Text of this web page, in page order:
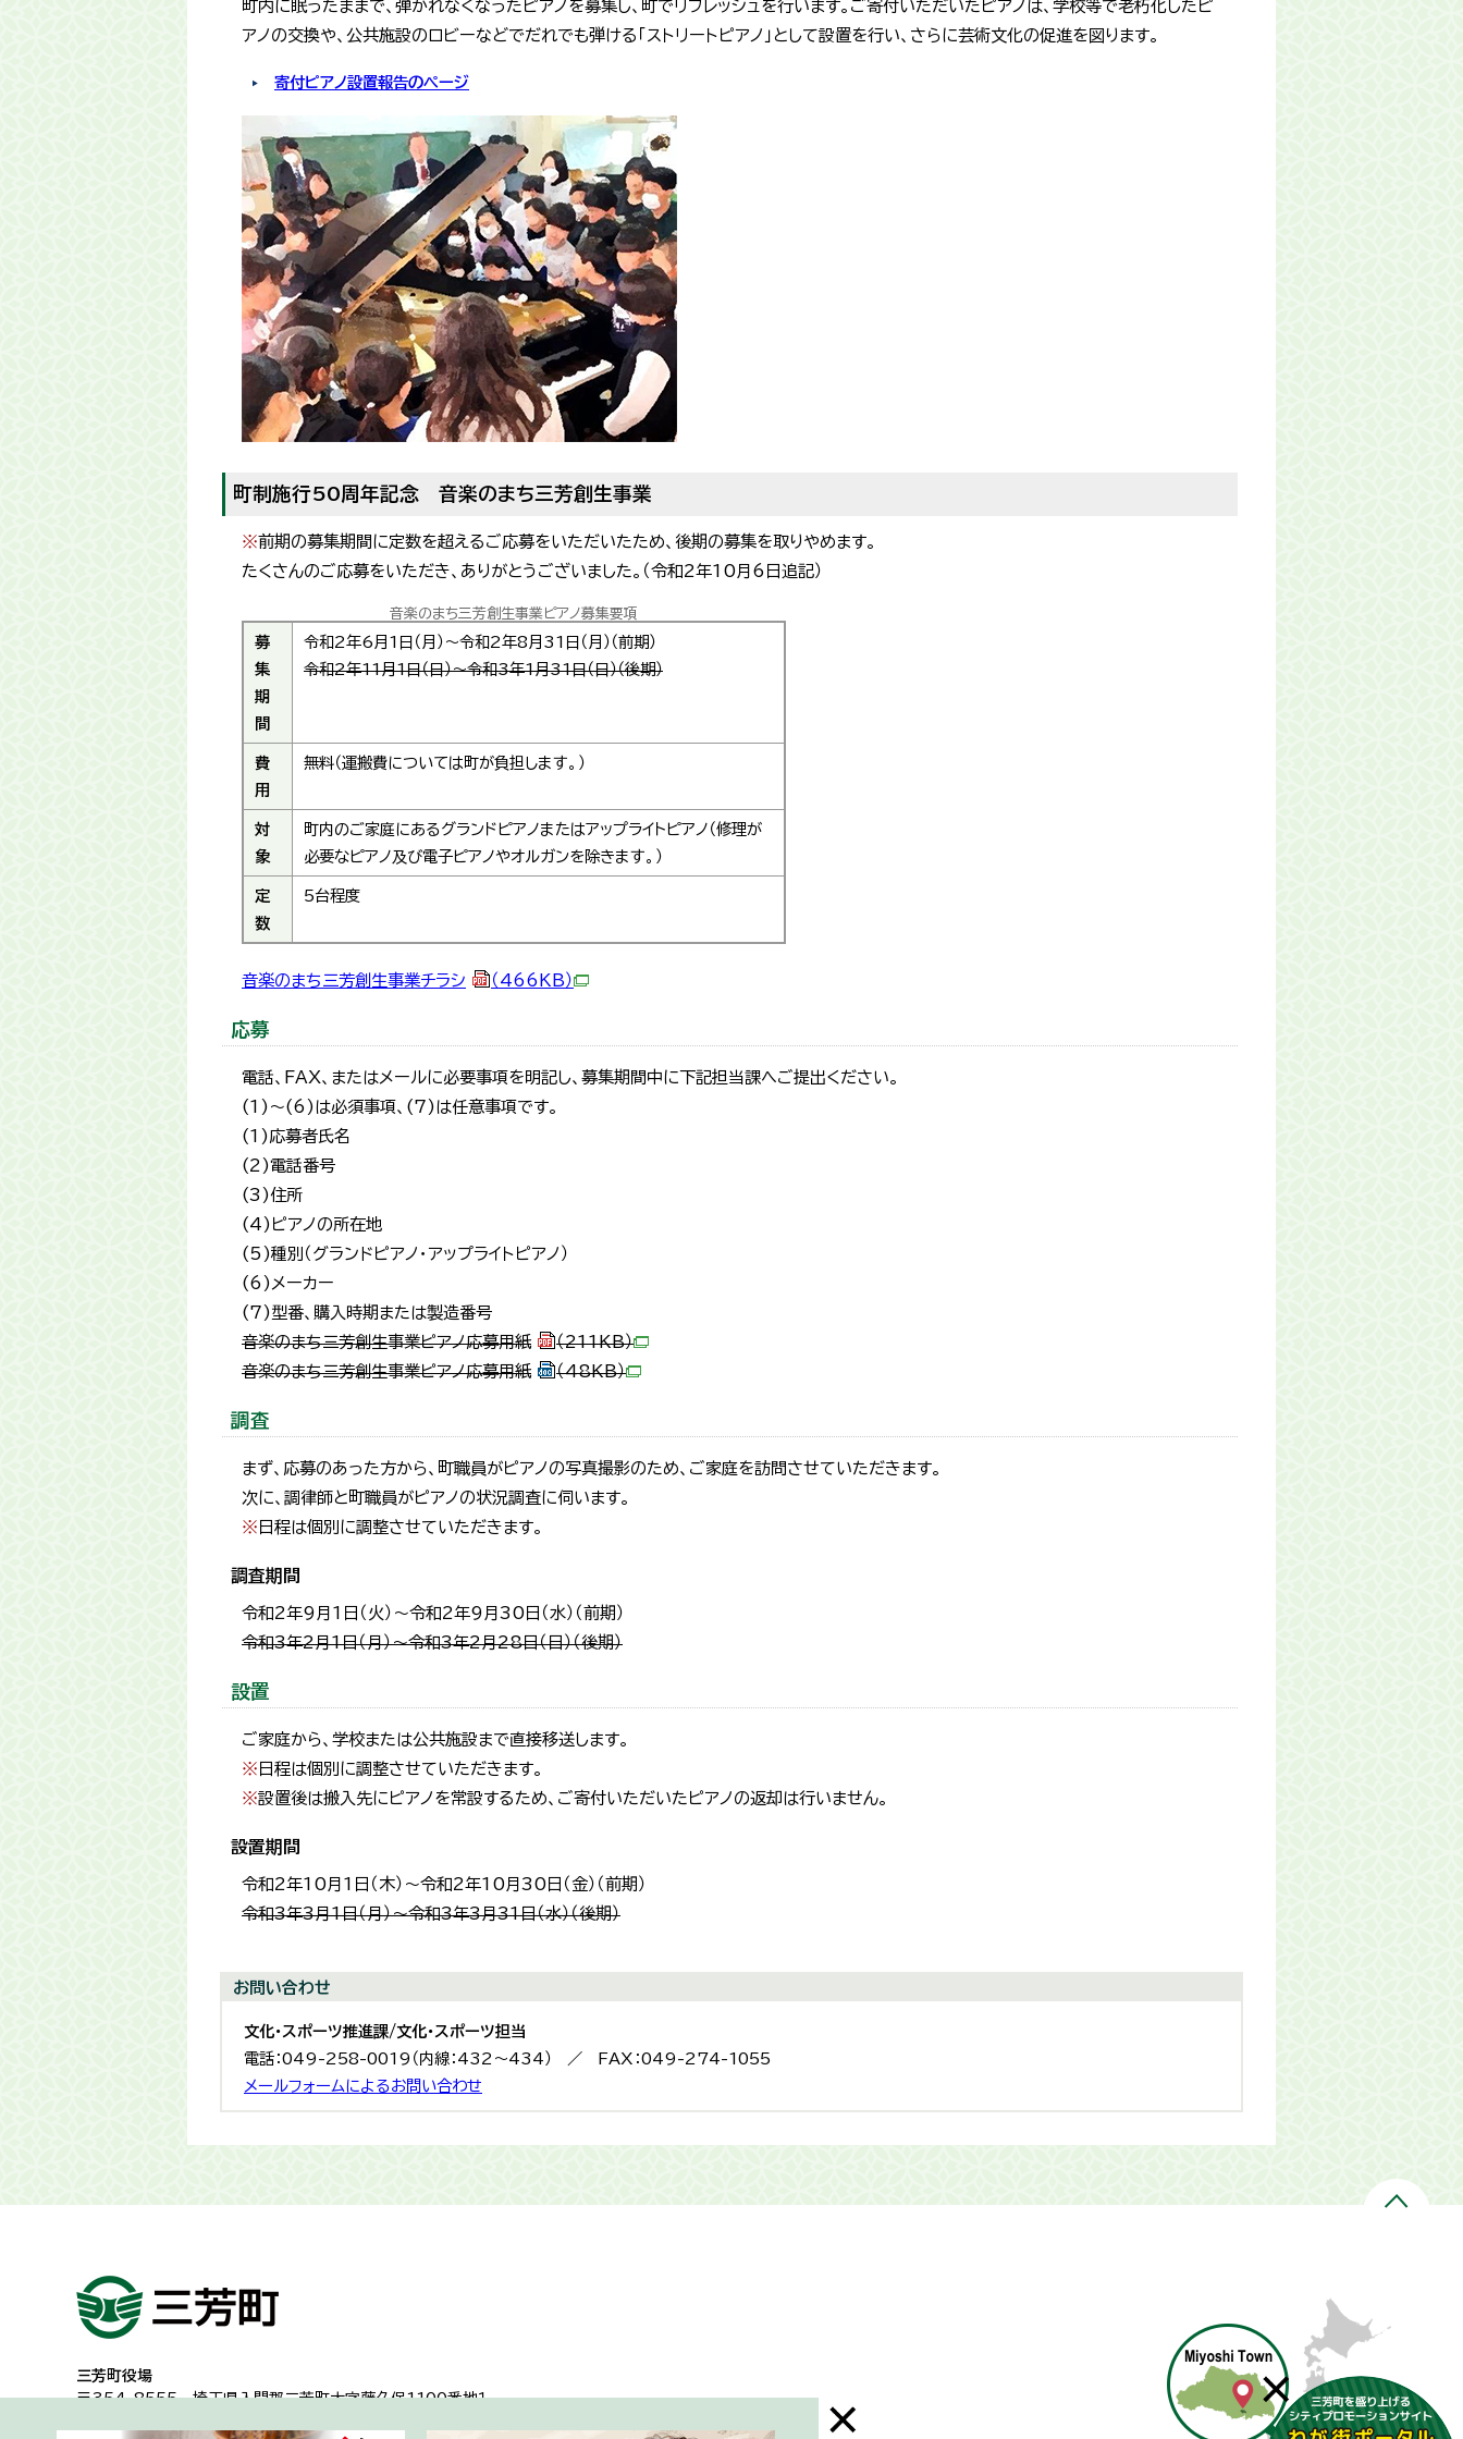
町内に眠ったままで、弾かれなくなったピアノを募集し、町でリフレッシュを行います。ご寄付いただいたピアノは、学校等で老朽化したピ
アノの交換や、公共施設のロビーなどでだれでも弾ける「ストリートピアノ」として設置を行い、さらに芸術文化の促進を図ります。
寄付ピアノ設置報告のページ
町制施行50周年記念 音楽のまち三芳創生事業
※前期の募集期間に定数を超えるご応募をいただいたため、後期の募集を取りやめます。
たくさんのご応募をいただき、ありがとうございました。（令和2年10月6日追記）
音楽のまち三芳創生事業ピアノ募集要項
募
集
期
間
令和2年6月1日（月）～令和2年8月31日（月）（前期）
令和2年11月1日（日）～令和3年1月31日（日）（後期）
費
用
無料（運搬費については町が負担します。）
対
象
町内のご家庭にあるグランドピアノまたはアップライトピアノ（修理が
必要なピアノ及び電子ピアノやオルガンを除きます。）
定
数
5台程度
音楽のまち三芳創生事業チラシ （466KB）
応募
電話、FAX、またはメールに必要事項を明記し、募集期間中に下記担当課へご提出ください。
(1)～(6)は必須事項、(7)は任意事項です。
(1)応募者氏名
(2)電話番号
(3)住所
(4)ピアノの所在地
(5)種別（グランドピアノ・アップライトピアノ）
(6)メーカー
(7)型番、購入時期または製造番号
音楽のまち三芳創生事業ピアノ応募用紙
（211KB）
音楽のまち三芳創生事業ピアノ応募用紙
（48KB）
調査
まず、応募のあった方から、町職員がピアノの写真撮影のため、ご家庭を訪問させていただきます。
次に、調律師と町職員がピアノの状況調査に伺います。
※ 日程は個別に調整させていただきます。
調査期間
令和2年9月1日（火）～令和2年9月30日（水）（前期）
令和3年2月1日（月）～令和3年2月28日（日）（後期）
設置
ご家庭から、学校または公共施設まで直接移送します。
※ 日程は個別に調整させていただきます。
※設置後は搬入先にピアノを常設するため、ご寄付いただいたピアノの返却は行いません。
設置期間
令和2年10月1日（木）～令和2年10月30日（金）（前期）
令和3年3月1日（月）～令和3年3月31日（水）（後期）
お問い合わせ
文化・スポーツ推進課/文化・スポーツ担当
電話：049-258-0019（内線：432〜434） ／ FAX：049-274-1055
メールフォームによるお問い合わせ
三芳町役場
〒354-8555埼玉県入間郡三芳町大字藤久保1100番地１